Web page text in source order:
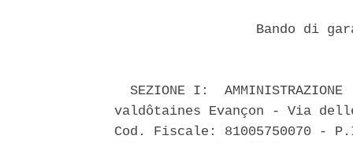
Bando di
SEZIONE I:  AMMINISTRAZIONE
valdôtaines Evançon - Via
Cod. Fiscale: 81005750070 -